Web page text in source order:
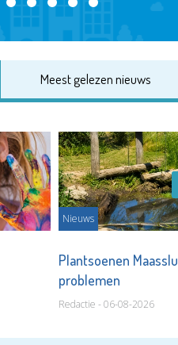
Meest gelezen nieuws
Nieuws
Plantsoenen
problemen
Redactie - 06-08-2026